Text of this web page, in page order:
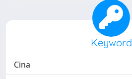
Keyword
Cina